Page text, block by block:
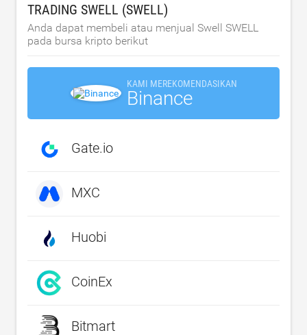
TRADING SWELL (SWELL)
Anda dapat membeli atau menjual Swell SWELL
pada bursa kripto berikut
KAMI MEREKOMENDASIKAN
Binance
Gate.io
MXC
Huobi
CoinEx
Bitmart